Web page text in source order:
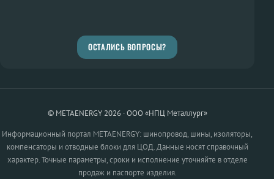
ОСТАЛИСЬ ВОПРОСЫ?
© METAENERGY 2026 · ООО «НПЦ Металлург»
Информационный портал METAENERGY: шинопровод, шины, изоляторы,
компенсаторы и отводные блоки для ЦОД. Данные носят справочный
характер. Точные параметры, сроки и исполнение уточняйте в отделе
продаж и паспорте изделия.